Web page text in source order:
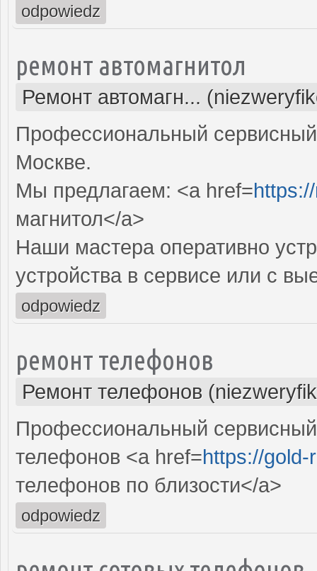
odpowiedz
ремонт автомагнитол
Ремонт автомагн...
Профессиональный
Москве.
Мы предлагаем: <a href=
магнитол</a>
Наши мастера оперативно
устройства в сервисе или с
odpowiedz
ремонт телефонов
Ремонт телефонов
Профессиональный
телефонов <a href=https://gold-
телефонов по близости</a>
odpowiedz